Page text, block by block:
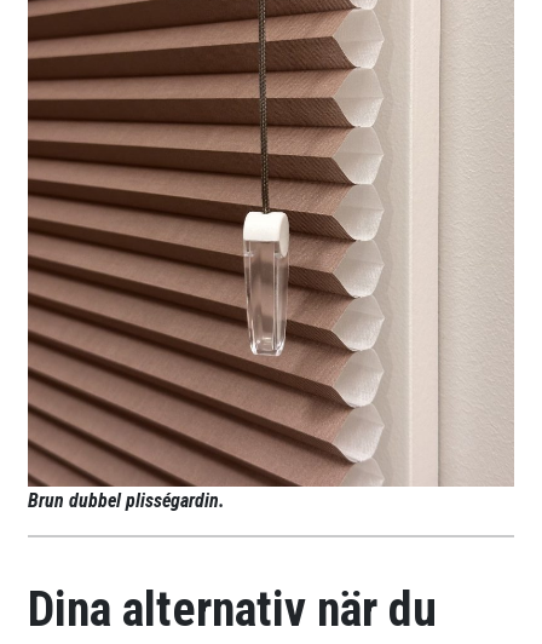
Brun dubbel plisségardin.
Dina alternativ när du